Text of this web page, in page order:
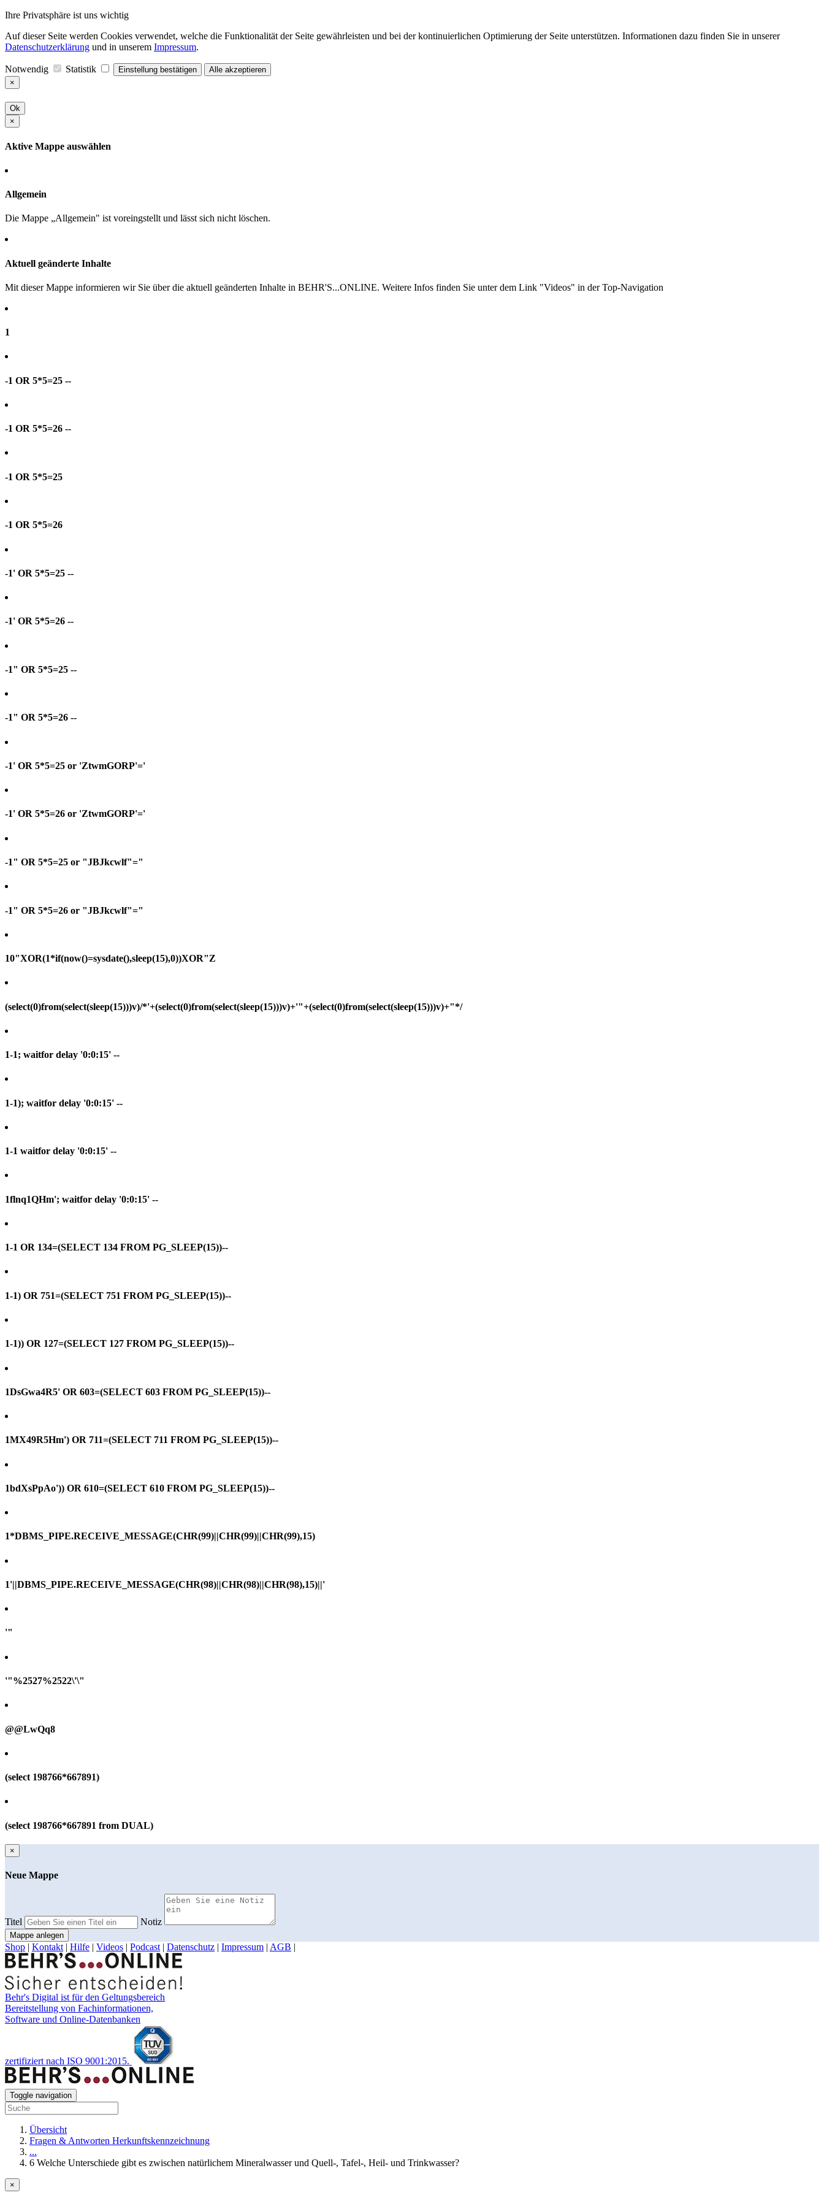
Ihre Privatsphäre ist uns wichtig
Auf dieser Seite werden Cookies verwendet, welche die Funktionalität der Seite gewährleisten und bei der kontinuierlichen Optimierung der Seite unterstützen. Informationen dazu finden Sie in unserer
Datenschutzerklärung und in unserem Impressum.
Notwendig Statistik Einstellung bestätigen
Alle akzeptieren
×
Ok
×
Aktive Mappe auswählen
Allgemein
Die Mappe „Allgemein" ist voreingstellt und lässt sich nicht löschen.
Aktuell geänderte Inhalte
Mit dieser Mappe informieren wir Sie über die aktuell geänderten Inhalte in BEHR'S...ONLINE. Weitere Infos finden Sie unter dem Link "Videos" in der Top-Navigation
1
-1 OR 5*5=25 --
-1 OR 5*5=26 --
-1 OR 5*5=25
-1 OR 5*5=26
-1' OR 5*5=25 --
-1' OR 5*5=26 --
-1" OR 5*5=25 --
-1" OR 5*5=26 --
-1' OR 5*5=25 or 'ZtwmGORP'='
-1' OR 5*5=26 or 'ZtwmGORP'='
-1" OR 5*5=25 or "JBJkcwlf"="
-1" OR 5*5=26 or "JBJkcwlf"="
10"XOR(1*if(now()=sysdate(),sleep(15),0))XOR"Z
(select(0)from(select(sleep(15)))v)/*'+(select(0)from(select(sleep(15)))v)+'"+(select(0)from(select(sleep(15)))v)+"*/
1-1; waitfor delay '0:0:15' --
1-1); waitfor delay '0:0:15' --
1-1 waitfor delay '0:0:15' --
1flnq1QHm'; waitfor delay '0:0:15' --
1-1 OR 134=(SELECT 134 FROM PG_SLEEP(15))--
1-1) OR 751=(SELECT 751 FROM PG_SLEEP(15))--
1-1)) OR 127=(SELECT 127 FROM PG_SLEEP(15))--
1DsGwa4R5' OR 603=(SELECT 603 FROM PG_SLEEP(15))--
1MX49R5Hm') OR 711=(SELECT 711 FROM PG_SLEEP(15))--
1bdXsPpAo')) OR 610=(SELECT 610 FROM PG_SLEEP(15))--
1*DBMS_PIPE.RECEIVE_MESSAGE(CHR(99)||CHR(99)||CHR(99),15)
1'||DBMS_PIPE.RECEIVE_MESSAGE(CHR(98)||CHR(98)||CHR(98),15)||'
'"
'"%2527%2522\'\"
@@LwQq8
(select 198766*667891)
(select 198766*667891 from DUAL)
×
Neue Mappe
Titel Notiz
Mappe anlegen
Shop | Kontakt | Hilfe | Videos | Podcast | Datenschutz | Impressum | AGB |
Behr's Digital ist für den Geltungsbereich
Bereitstellung von Fachinformationen,
Software und Online-Datenbanken
zertifiziert nach ISO 9001:2015.
Toggle navigation
Übersicht
Fragen & Antworten Herkunftskennzeichnung
...
6 Welche Unterschiede gibt es zwischen natürlichem Mineralwasser und Quell-, Tafel-, Heil- und Trinkwasser?
×